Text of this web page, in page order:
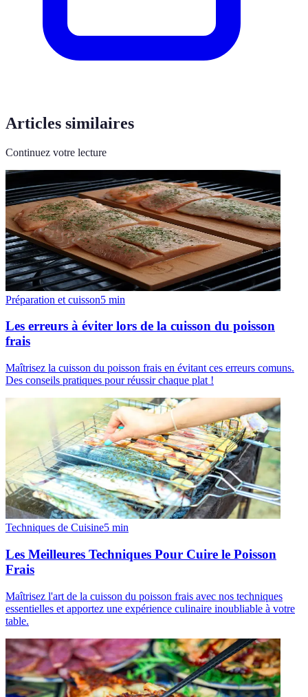
Articles similaires
Continuez votre lecture
Préparation et cuisson5 min
Les erreurs à éviter lors de la cuisson du poisson
frais
Maîtrisez la cuisson du poisson frais en évitant ces erreurs comuns.
Des conseils pratiques pour réussir chaque plat !
Techniques de Cuisine5 min
Les Meilleures Techniques Pour Cuire le Poisson
Frais
Maîtrisez l'art de la cuisson du poisson frais avec nos techniques
essentielles et apportez une expérience culinaire inoubliable à votre
table.